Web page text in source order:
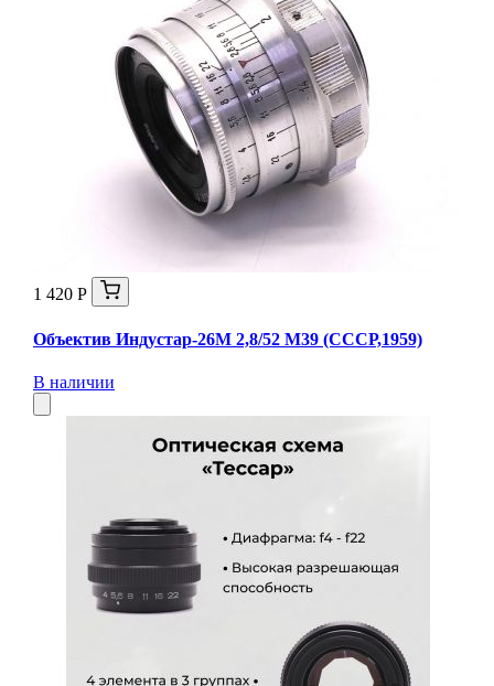
1 420 Р
Объектив Индустар-26М 2,8/52 М39 (СССР,1959)
В наличии